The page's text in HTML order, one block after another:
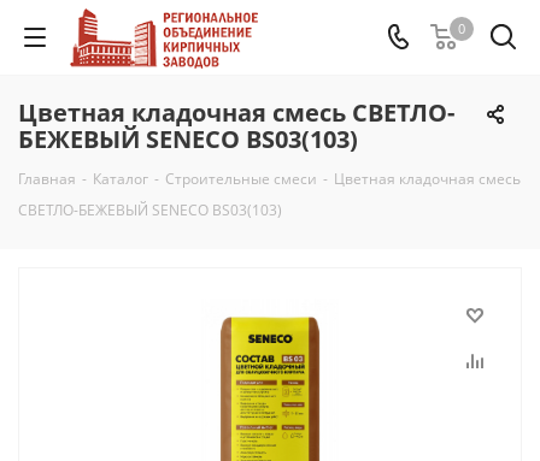
0
Цветная кладочная смесь СВЕТЛО-
БЕЖЕВЫЙ SENECO BS03(103)
Главная - Каталог - Строительные смеси - Цветная кладочная смесь
СВЕТЛО-БЕЖЕВЫЙ SENECO BS03(103)